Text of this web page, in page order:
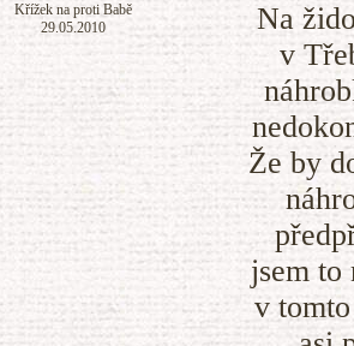
Křížek na proti Babě
29.05.2010
Na
v
Že by
jsem
v